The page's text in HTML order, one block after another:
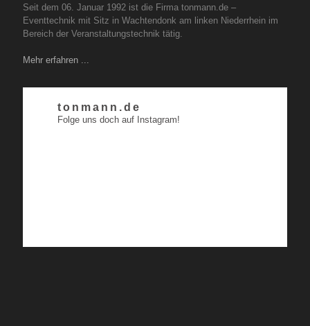
Seit dem 06. Januar 1992 ist die Firma tonmann.de –
Eventtechnik mit Sitz in Wachtendonk am linken Niederrhein im
Bereich der Veranstaltungstechnik tätig.
Mehr erfahren ...
tonmann.de
Folge uns doch auf Instagram!